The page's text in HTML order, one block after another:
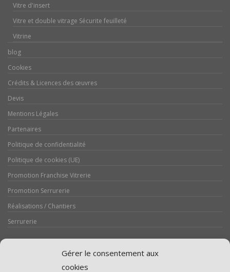
Gérer le consentement aux
cookies
Vitre d'insert
Vitre et double vitrage Sécurite feuilleté
Vitrine
blog
Cookies
Crédits & Licences des œuvres
Devis
Mentions Légales
Partenaires
Politique de confidentialité
Politique de cookies (UE)
Promotion Franchise Vitrerie
Promotion Serrurerie
Réalisations / Chantiers
Serrurerie
Assistance volet roulant